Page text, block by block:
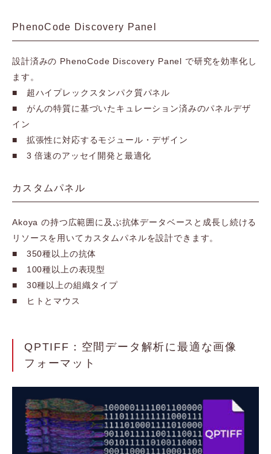
PhenoCode Discovery Panel
設計済みの PhenoCode Discovery Panel で研究を効率化し
ます。
■ 超ハイプレックスタンパク質パネル
■ がんの特質に基づいたキュレーション済みのパネルデザ
イン
■ 拡張性に対応するモジュール・デザイン
■ 3 倍速のアッセイ開発と最適化
カスタムパネル
Akoya の持つ広範囲に及ぶ抗体データベースと成長し続ける
リソースを用いてカスタムパネルを設計できます。
■ 350種以上の抗体
■ 100種以上の表現型
■ 30種以上の組織タイプ
■ ヒトとマウス
QPTIFF：空間データ解析に最適な画像
フォーマット